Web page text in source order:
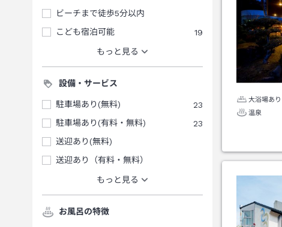
ビーチまで徒歩5分以内
こども宿泊可能
19
もっと見る
設備・サービス
駐車場あり(無料)
23
駐車場あり(有料・無料)
23
送迎あり(無料)
送迎あり（有料・無料）
もっと見る
お風呂の特徴
大浴場あり
温泉